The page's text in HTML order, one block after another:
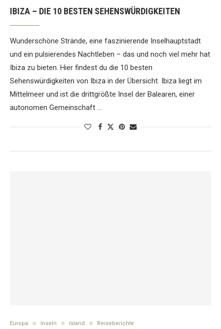
IBIZA – DIE 10 BESTEN SEHENSWÜRDIGKEITEN
Wunderschöne Strände, eine faszinierende Inselhauptstadt
und ein pulsierendes Nachtleben – das und noch viel mehr hat
Ibiza zu bieten. Hier findest du die 10 besten
Sehenswürdigkeiten von Ibiza in der Übersicht. Ibiza liegt im
Mittelmeer und ist die drittgrößte Insel der Balearen, einer
autonomen Gemeinschaft …
Europa Inseln Island Reiseberichte